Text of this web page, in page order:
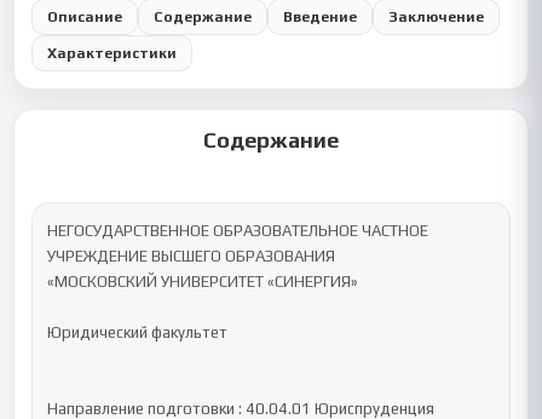
Описание Содержание Введение Заключение
Характеристики
Содержание
НЕГОСУДАРСТВЕННОЕ ОБРАЗОВАТЕЛЬНОЕ ЧАСТНОЕ
УЧРЕЖДЕНИЕ ВЫСШЕГО ОБРАЗОВАНИЯ
«МОСКОВСКИЙ УНИВЕРСИТЕТ «СИНЕРГИЯ»
Юридический факультет
Направление подготовки : 40.04.01 Юриспруденция